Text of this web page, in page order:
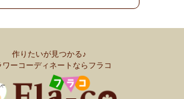
作りたいが見つかる♪
ワーコーディネートならフラコ